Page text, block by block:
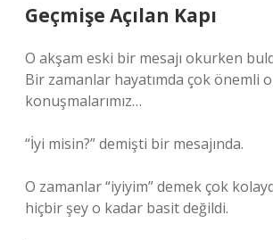
Geçmişe Açılan Kapı
O akşam eski bir mesajı okurken
Bir zamanlar hayatımda çok önemli
konuşmalarımız…
“İyi misin?” demişti bir mesajında.
O zamanlar “iyiyim” demek çok
hiçbir şey o kadar basit değildi.